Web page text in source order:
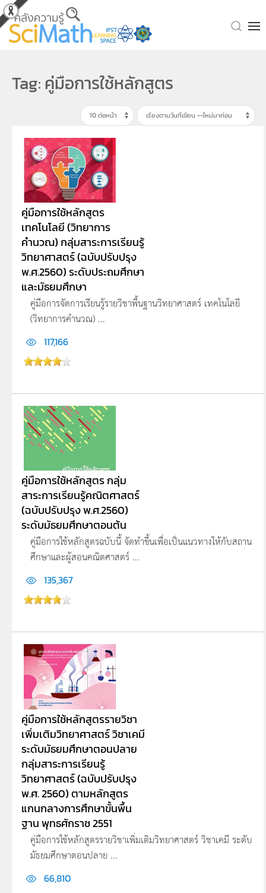
Skip to main content
Tag: คู่มือการใช้หลักสูตร
คู่มือการใช้หลักสูตร
เทคโนโลยี (วิทยาการ
คำนวณ) กลุ่มสาระการเรียนรู้
วิทยาศาสตร์ (ฉบับปรับปรุง
พ.ศ.2560) ระดับประถมศึกษา
และมัธยมศึกษา
คู่มือการจัดการเรียนรู้รายวิชาพื้นฐานวิทยาศาสตร์ เทคโนโลยี
(วิทยาการคำนวณ) ...
117,166
คู่มือการใช้หลักสูตร กลุ่ม
สาระการเรียนรู้คณิตศาสตร์
(ฉบับปรับปรุง พ.ศ.2560)
ระดับมัธยมศึกษาตอนต้น
คู่มือการใช้หลักสูตรฉบับนี้ จัดทำขึ้นเพื่อเป็นแนวทางให้กับสถาน
ศึกษาและผู้สอนคณิตศาสตร์ ...
135,367
คู่มือการใช้หลักสูตรรายวิชา
เพิ่มเติมวิทยาศาสตร์ วิชาเคมี
ระดับมัธยมศึกษาตอนปลาย
กลุ่มสาระการเรียนรู้
วิทยาศาสตร์ (ฉบับปรับปรุง
พ.ศ. 2560) ตามหลักสูตร
แกนกลางการศึกษาขั้นพื้น
ฐาน พุทธศักราช 2551
คู่มือการใช้หลักสูตรรายวิชาเพิ่มเติมวิทยาศาสตร์ วิชาเคมี ระดับ
มัธยมศึกษาตอนปลาย ...
66,810